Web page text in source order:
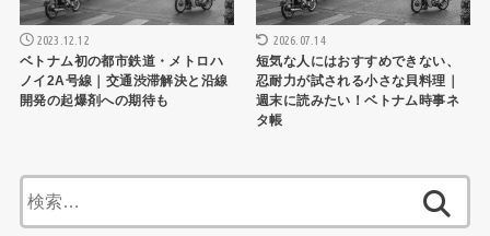
2023.12.12
ベトナム初の都市鉄道・メトロハ
ノイ2A号線｜交通渋滞解決と沿線
開発の起爆剤への期待も
2026.07.14
短気な人にはおすすめできない、
忍耐力が試される小さな貝料理｜
週末に読みたい！ベトナム時事ネ
タ帳
索: